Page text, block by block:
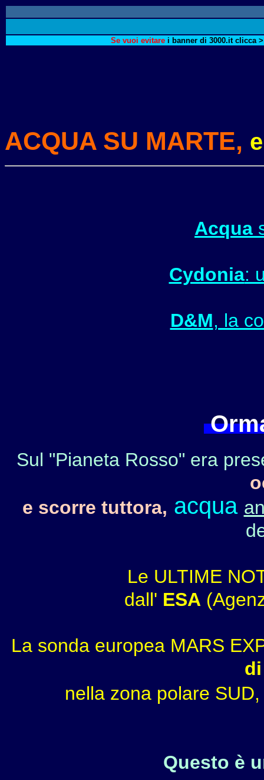
Se vuoi evitarei banner di 3000.it clicca >
ACQUA SU MARTE,
Acqua
Cydonia:
D&M, la
Sul "Pianeta Rosso" era
e scorre tuttora, acqua
Le ULTIME
dall' ESA
La sonda europea MARS
nella zona polare
Questo è